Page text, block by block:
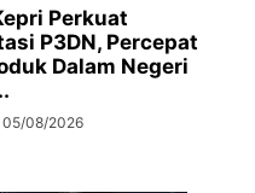
Perkuat
P3DN, Percepat
Dalam Negeri
05/08/2026